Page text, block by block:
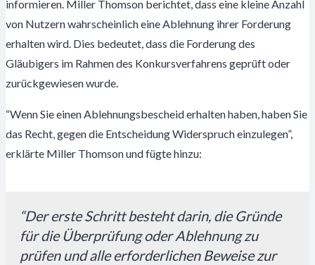
informieren. Miller Thomson berichtet, dass eine kleine Anzahl
von Nutzern wahrscheinlich eine Ablehnung ihrer Forderung
erhalten wird. Dies bedeutet, dass die Forderung des
Gläubigers im Rahmen des Konkursverfahrens geprüft oder
zurückgewiesen wurde.
“Wenn Sie einen Ablehnungsbescheid erhalten haben, haben Sie
das Recht, gegen die Entscheidung Widerspruch einzulegen”,
erklärte Miller Thomson und fügte hinzu:
“Der erste Schritt besteht darin, die Gründe
für die Überprüfung oder Ablehnung zu
prüfen und alle erforderlichen Beweise zur